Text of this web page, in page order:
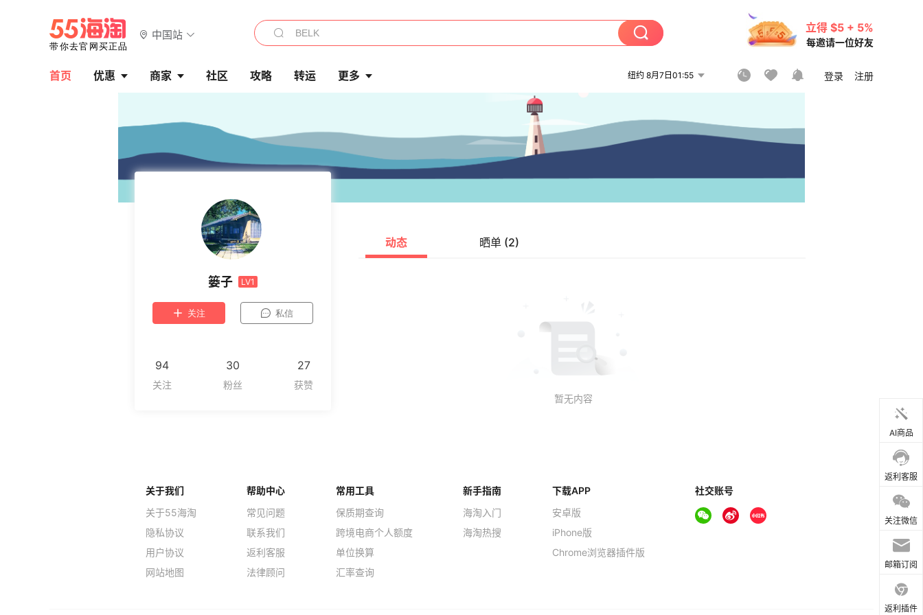
中国站
立得 $5 + 5%
每邀请一位好友
首页 优惠 商家 社区 攻略 转运 更多 纽约 8月7日01:55 登录 注册
篓子 LV1
关注 私信
94 30 27
动态 晒单 (2)
AI商品
返利客服
关注微信
邮箱订阅
返利插件
关于我们
关于55海淘
隐私协议
用户协议
网站地图
帮助中心
常见问题
联系我们
返利客服
法律顾问
常用工具
保质期查询
跨境电商个人额度
单位换算
汇率查询
新手指南
海淘入门
海淘热搜
下载APP
安卓版
iPhone版
Chrome浏览器插件版
社交账号